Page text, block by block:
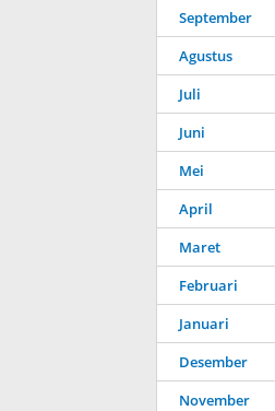
September
Agustus
Juli
Juni
Mei
April
Maret
Februari
Januari
Desember
November